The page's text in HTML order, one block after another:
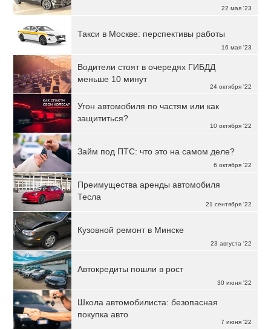
22 мая '23
16 мая '23
Такси в Москве: перспективы работы
24 октября '22
Водители стоят в очередях ГИБДД
меньше 10 минут
10 октября '22
Угон автомобиля по частям или как
защититься?
6 октября '22
Займ под ПТС: что это на самом деле?
21 сентября '22
Преимущества аренды автомобиля
Тесла
23 августа '22
Кузовной ремонт в Минске
30 июня '22
Автокредиты пошли в рост
7 июня '22
Школа автомобилиста: безопасная
покупка авто